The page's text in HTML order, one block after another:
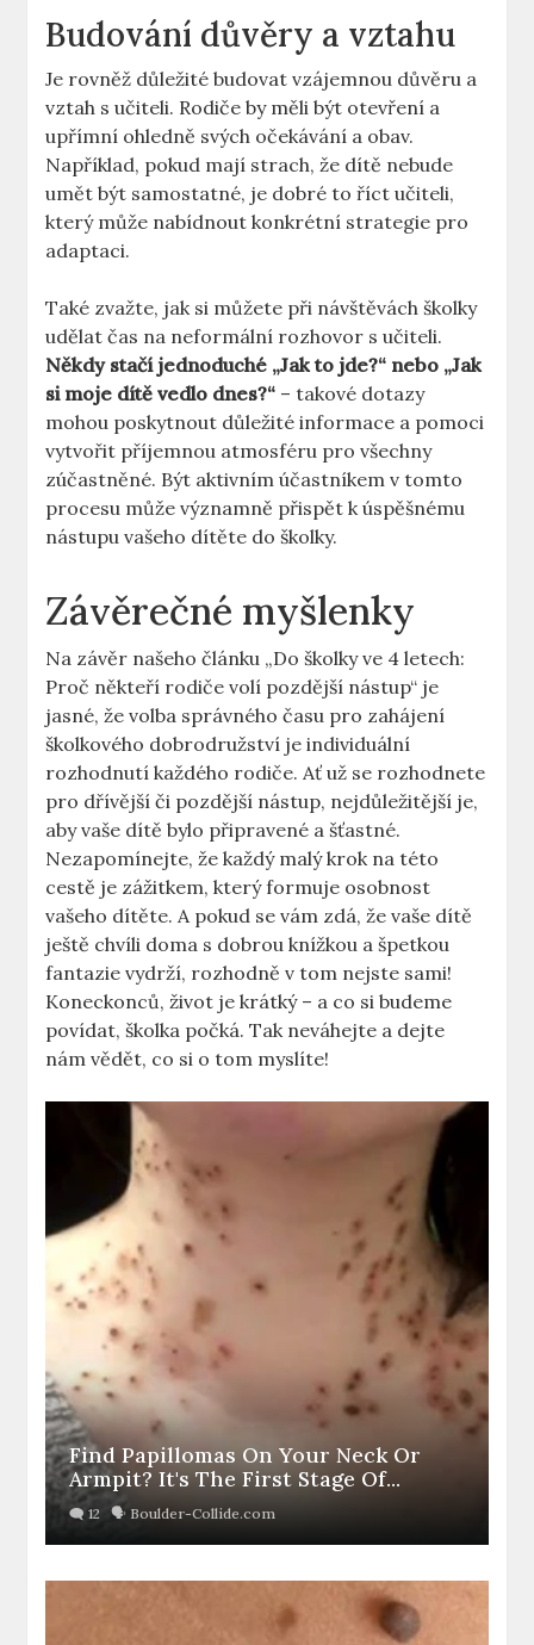
Budování důvěry a vztahu
Je rovněž důležité budovat vzájemnou důvěru a
vztah s učiteli. Rodiče by měli být otevření a
upřímní ohledně svých očekávání a obav.
Například, pokud mají strach, že dítě nebude
umět být samostatné, je dobré to říct učiteli,
který může nabídnout konkrétní strategie pro
adaptaci.
Také zvažte, jak si můžete při návštěvách školky
udělat čas na neformální rozhovor s učiteli.
Někdy stačí jednoduché „Jak to jde?“ nebo „Jak
si moje dítě vedlo dnes?“ – takové dotazy
mohou poskytnout důležité informace a pomoci
vytvořit příjemnou atmosféru pro všechny
zúčastněné. Být aktivním účastníkem v tomto
procesu může významně přispět k úspěšnému
nástupu vašeho dítěte do školky.
Závěrečné myšlenky
Na závěr našeho článku „Do školky ve 4 letech:
Proč někteří rodiče volí pozdější nástup“ je
jasné, že volba správného času pro zahájení
školkového dobrodružství je individuální
rozhodnutí každého rodiče. Ať už se rozhodnete
pro dřívější či pozdější nástup, nejdůležitější je,
aby vaše dítě bylo připravené a šťastné.
Nezapomínejte, že každý malý krok na této
cestě je zážitkem, který formuje osobnost
vašeho dítěte. A pokud se vám zdá, že vaše dítě
ještě chvíli doma s dobrou knížkou a špetkou
fantazie vydrží, rozhodně v tom nejste sami!
Koneckonců, život je krátký – a co si budeme
povídat, školka počká. Tak neváhejte a dejte
nám vědět, co si o tom myslíte!
Find Papillomas On Your Neck Or
Armpit? It's The First Stage Of...